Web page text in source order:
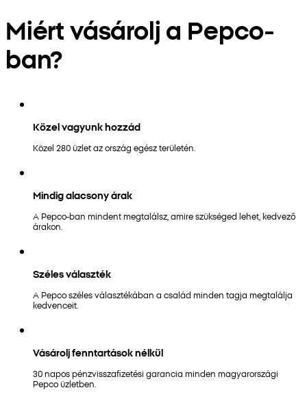
Miért vásárolj a Pepco-
ban?
Közel vagyunk hozzád
Közel 280 üzlet az ország egész területén.
Mindig alacsony árak
A Pepco-ban mindent megtalálsz, amire szükséged lehet, kedvező
árakon.
Széles választék
A Pepco széles választékában a család minden tagja megtalálja
kedvenceit.
Vásárolj fenntartások nélkül
30 napos pénzvisszafizetési garancia minden magyarországi
Pepco üzletben.